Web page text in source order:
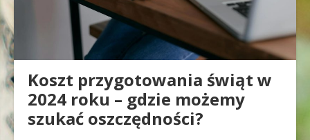
Koszt przygotowania świąt w
2024 roku – gdzie możemy
szukać oszczędności?